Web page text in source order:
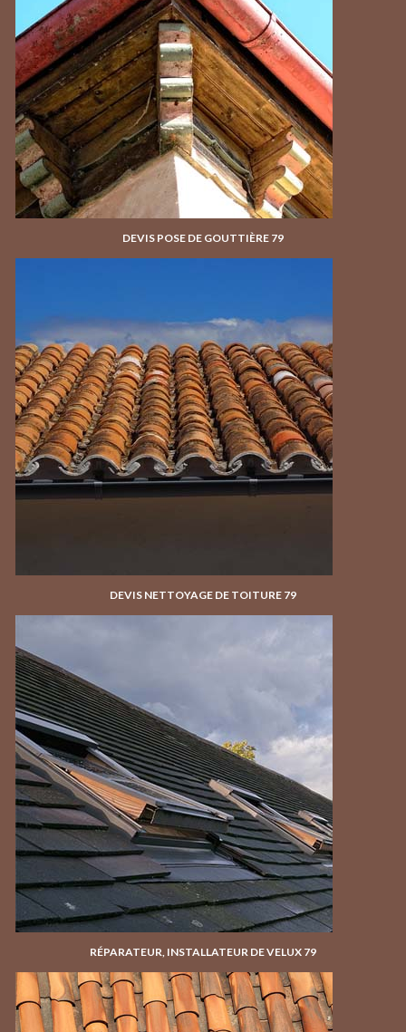
DEVIS POSE DE GOUTTIÈRE 79
DEVIS NETTOYAGE DE TOITURE 79
RÉPARATEUR, INSTALLATEUR DE VELUX 79